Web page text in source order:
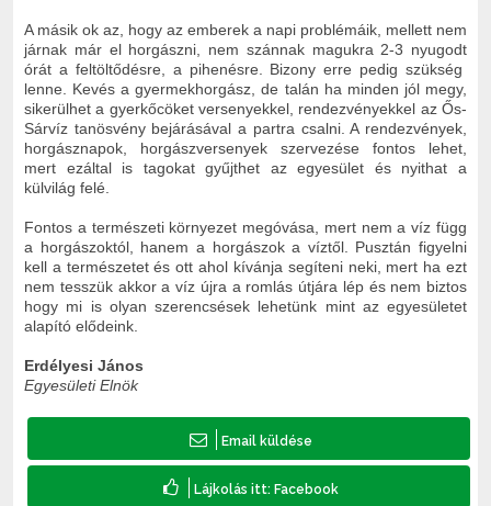
A másik ok az, hogy az emberek a napi problémáik, mellett nem
járnak már el horgászni, nem szánnak magukra 2-3 nyugodt
órát a feltöltődésre, a pihenésre. Bizony erre pedig szükség
lenne. Kevés a gyermekhorgász, de talán ha minden jól megy,
sikerülhet a gyerkőcöket versenyekkel, rendezvényekkel az Ős-
Sárvíz tanösvény bejárásával a partra csalni. A rendezvények,
horgásznapok, horgászversenyek szervezése fontos lehet,
mert ezáltal is tagokat gyűjthet az egyesület és nyithat a
külvilág felé.
Fontos a természeti környezet megóvása, mert nem a víz függ
a horgászoktól, hanem a horgászok a víztől. Pusztán figyelni
kell a természetet és ott ahol kívánja segíteni neki, mert ha ezt
nem tesszük akkor a víz újra a romlás útjára lép és nem biztos
hogy mi is olyan szerencsések lehetünk mint az egyesületet
alapító elődeink.
Erdélyesi János
Egyesületi Elnök